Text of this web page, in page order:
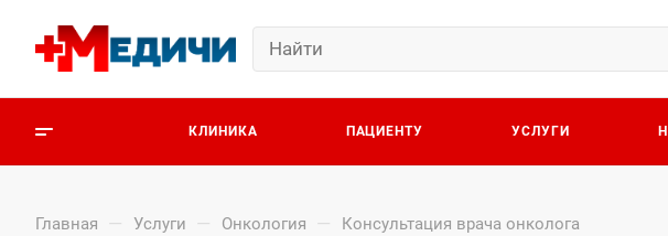
КЛИНИКА ПАЦИЕНТУ УСЛУГИ
Главная — Услуги — Онкология — Консультация врача онколога